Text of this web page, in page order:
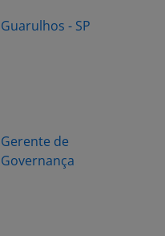
Guarulhos - SP
Gerente de
Governança